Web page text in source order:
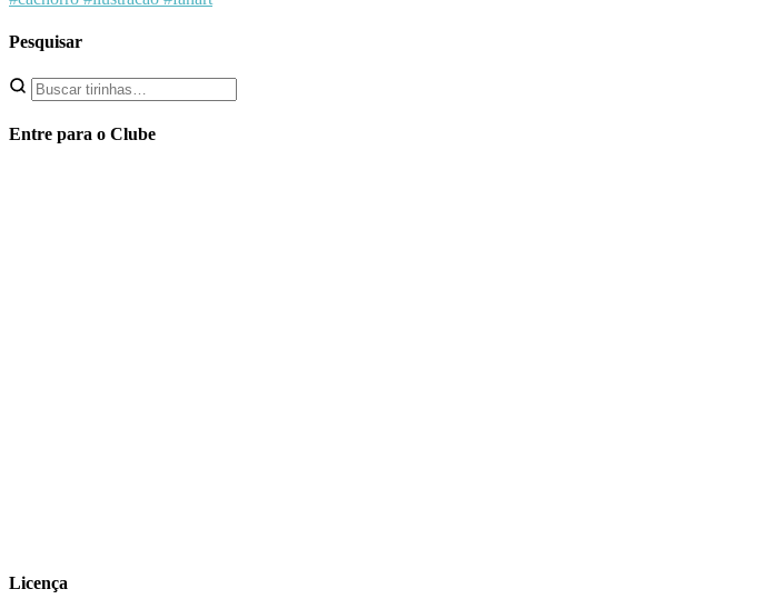
Pesquisar
Entre para o Clube
Licença